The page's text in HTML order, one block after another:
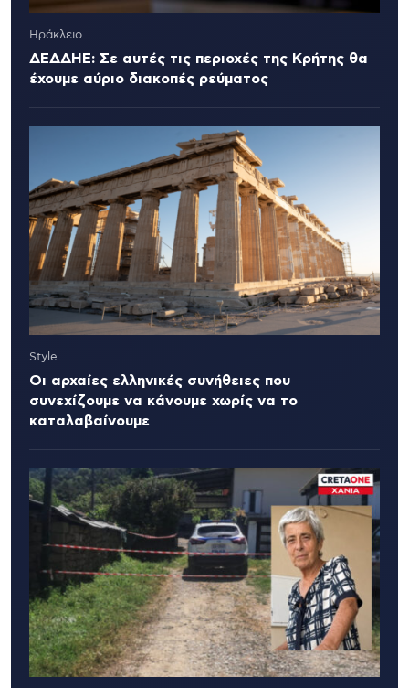
Ηράκλειο
ΔΕΔΔΗΕ: Σε αυτές τις περιοχές της Κρήτης θα
έχουμε αύριο διακοπές ρεύματος
Style
Οι αρχαίες ελληνικές συνήθειες που
συνεχίζουμε να κάνουμε χωρίς να το
καταλαβαίνουμε